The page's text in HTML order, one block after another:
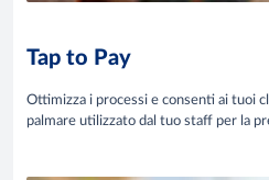
Tap to Pay
Ottimizza i processi e consenti ai tuoi
palmare utilizzato dal tuo staff per la